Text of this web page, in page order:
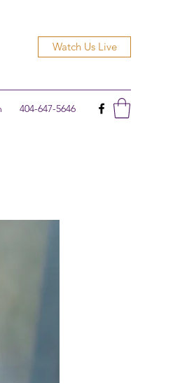
Watch Us Live
404-647-5646